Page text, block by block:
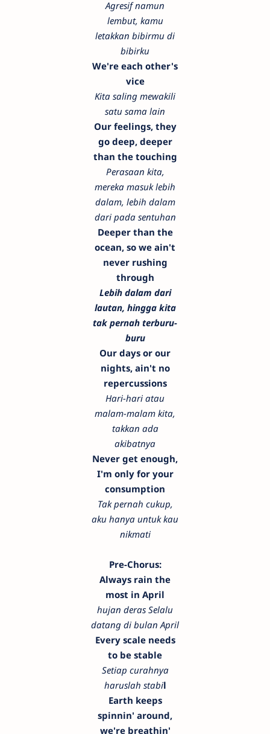
Agresif namun
lembut, kamu
letakkan bibirmu di
bibirku
We're each other's
vice
Kita saling mewakili
satu sama lain
Our feelings, they
go deep, deeper
than the touching
Perasaan kita,
mereka masuk lebih
dalam, lebih dalam
dari pada sentuhan
Deeper than the
ocean, so we ain't
never rushing
through
Lebih dalam dari
lautan, hingga kita
tak pernah terburu-
buru
Our days or our
nights, ain't no
repercussions
Hari-hari atau
malam-malam kita,
takkan ada
akibatnya
Never get enough,
I'm only for your
consumption
Tak pernah cukup,
aku hanya untuk kau
nikmati
Pre-Chorus:
Always rain the
most in April
hujan deras Selalu
datang di bulan April
Every scale needs
to be stable
Setiap curahnya
haruslah stabil
Earth keeps
spinnin' around,
we're breathin'